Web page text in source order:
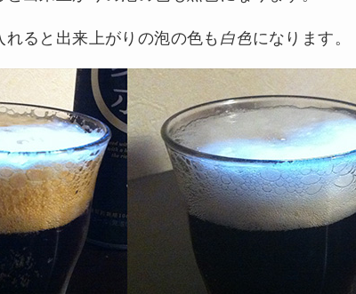
れると出来上がりの泡の色も 白色になります。